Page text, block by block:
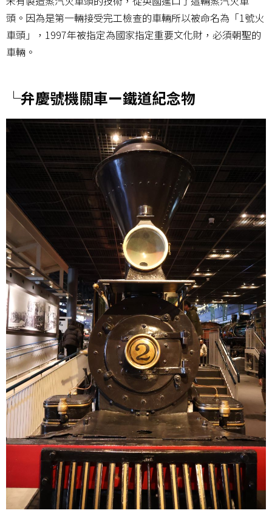
頭。因為是第一輛接受完工檢查的車輛所以被命名為「1號火
車頭」，1997年被指定為國家指定重要文化財，必須朝聖的
車輛。
└弁慶號機關車ー鐵道紀念物